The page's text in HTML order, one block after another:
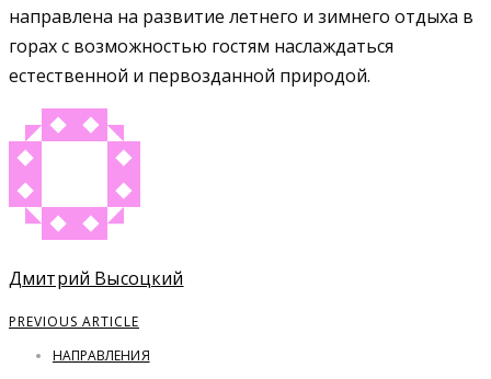
направлена на развитие летнего и зимнего отдыха в
горах с возможностью гостям наслаждаться
естественной и первозданной природой.
Дмитрий Высоцкий
PREVIOUS ARTICLE
НАПРАВЛЕНИЯ